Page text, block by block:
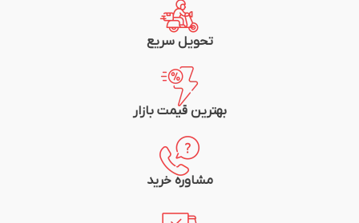
تحویل سریع
بهترین قیمت بازار
مشاوره خرید